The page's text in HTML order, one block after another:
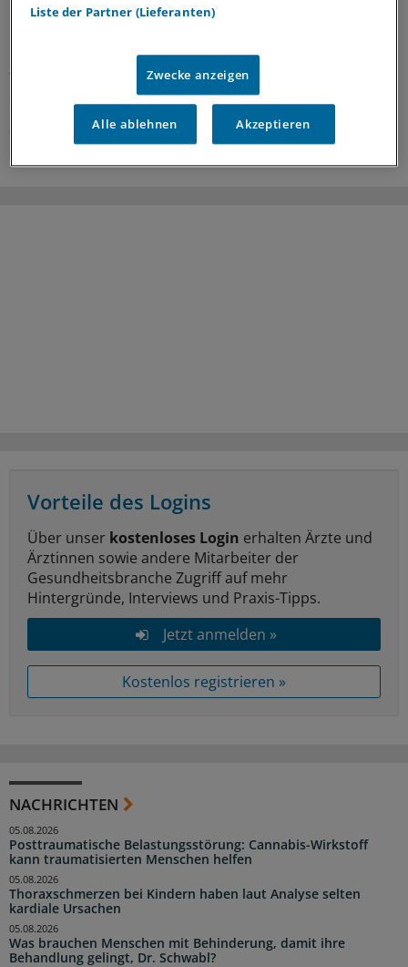
Die gesundheitspolitische Sprecherin der Unions-
Finanzierung kurzfristig gesichert, mahnt aber
tiefgreifende Veränderungen an. Im Interview erläutert
sie ihre Prioritäten nach der Sommerpause.
Vorteile des Logins
Über unser kostenloses Login erhalten Ärzte und
Ärztinnen sowie andere Mitarbeiter der
Gesundheitsbranche Zugriff auf mehr
Hintergründe, Interviews und Praxis-Tipps.
Jetzt anmelden »
Kostenlos registrieren »
NACHRICHTEN
Posttraumatische Belastungsstörung: Cannabis-Wirkstoff
kann traumatisierten Menschen helfen
05.08.2026
Thoraxschmerzen bei Kindern haben laut Analyse selten
kardiale Ursachen
05.08.2026
Was brauchen Menschen mit Behinderung, damit ihre
Behandlung gelingt, Dr. Schwabl?
05.08.2026
Liste der Partner (Lieferanten)
Zwecke anzeigen
Alle ablehnen Akzeptieren